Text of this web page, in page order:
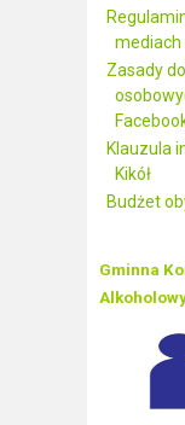
mediach
Zasady
Klauzula
Kikół
Budżet
Gminna